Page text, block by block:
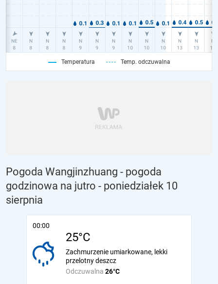
Temperatura Temp. odczuwalna
Pogoda Wangjinzhuang - pogoda
godzinowa na jutro - poniedziałek 10
sierpnia
00:00
25°C
Odczuwalna 26°C
Zachmurzenie umiarkowane, lekki
przelotny deszcz